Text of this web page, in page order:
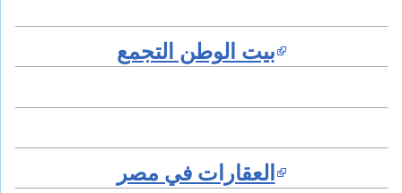
بيت الوطن التجمع
العقارات في مصر